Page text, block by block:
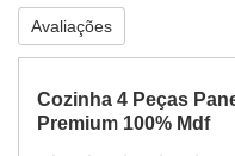
Avaliações
Cozinha 4 Peças
Premium 100% Mdf